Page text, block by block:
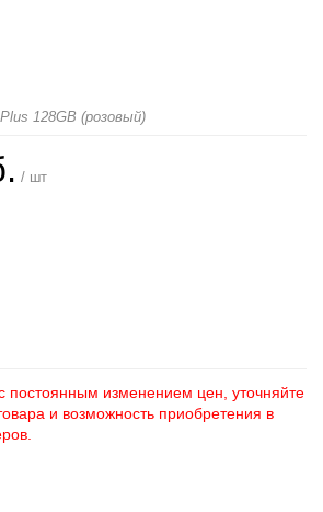
128GB (розовый)
/ шт
постоянным изменением цен, уточняйте
и возможность приобретения в